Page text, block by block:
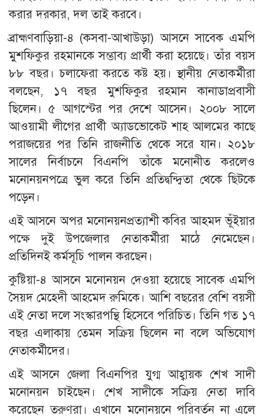
করার দরকার, দল তাই করবে।
ব্রাহ্মণবাড়িয়া-৪ (কসবা-আখাউড়া) আসনে সাবেক এমপি
মুশফিকুর রহমানকে সম্ভাব্য প্রার্থী করা হয়েছে। তাঁর বয়স
৮৮ বছর। চলাফেরা করতে কষ্ট হয়। স্থানীয় নেতাকর্মীরা
বলছেন, ১৭ বছর মুশফিকুর রহমান কানাডাপ্রবাসী
ছিলেন। ৫ আগস্টের পর দেশে আসেন। ২০০৮ সালে
আওয়ামী লীগের প্রার্থী অ্যাডভোকেট শাহ আলমের কাছে
পরাজয়ের পর তিনি রাজনীতি থেকে সরে যান। ২০১৮
সালের নির্বাচনে বিএনপি তাঁকে মনোনীত করলেও
মনোনয়নপত্রে ভুল করে তিনি প্রতিদ্বন্দ্বিতা থেকে ছিটকে
পড়েন।
এই আসনে অপর মনোনয়নপ্রত্যাশী কবির আহমদ ভূঁইয়ার
পক্ষে দুই উপজেলার নেতাকর্মীরা মাঠে নেমেছেন।
প্রতিদিনই কর্মসূচি পালন করছেন।
কুষ্টিয়া-৪ আসনে মনোনয়ন দেওয়া হয়েছে সাবেক এমপি
সৈয়দ মেহেদী আহমেদ রুমিকে। আশি বছরের বেশি বয়সী
এই নেতা দলে সংস্কারপন্থি হিসেবে পরিচিত। তিনি গত ১৭
বছর এলাকায় তেমন সক্রিয় ছিলেন না বলে অভিযোগ
নেতাকর্মীদের।
এই আসনে জেলা বিএনপির যুগ্ম আহ্বায়ক শেখ সাদী
মনোনয়ন চাইছেন। শেখ সাদীকে সক্রিয় নেতা দাবি
করেছেন তরুণরা। এখানে মনোনয়নে পরিবর্তন না এলে